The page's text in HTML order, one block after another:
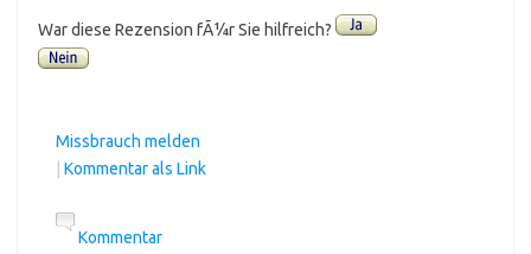
War diese Rezension fÃ¼r Sie hilfreich?
Missbrauch melden
Kommentar als Link
Kommentar